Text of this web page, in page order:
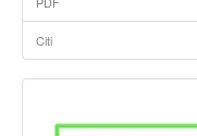
Citi